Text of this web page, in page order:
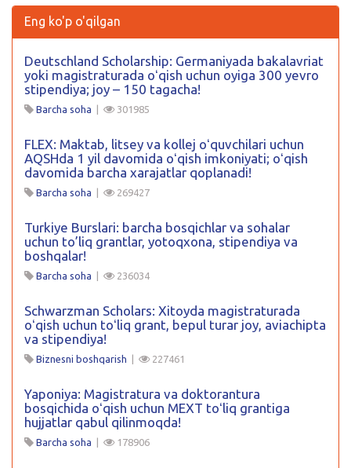
Eng ko'p o'qilgan
Deutschland Scholarship: Germaniyada bakalavriat
yoki magistraturada oʻqish uchun oyiga 300 yevro
stipendiya; joy – 150 tagacha!
Barcha soha | 301985
FLEX: Maktab, litsey va kollej oʻquvchilari uchun
AQSHda 1 yil davomida oʻqish imkoniyati; oʻqish
davomida barcha xarajatlar qoplanadi!
Barcha soha | 269427
Turkiye Burslari: barcha bosqichlar va sohalar
uchun to’liq grantlar, yotoqxona, stipendiya va
boshqalar!
Barcha soha | 236034
Schwarzman Scholars: Xitoyda magistraturada
oʻqish uchun toʻliq grant, bepul turar joy, aviachipta
va stipendiya!
Biznesni boshqarish | 227461
Yaponiya: Magistratura va doktorantura
bosqichida oʻqish uchun MEXT toʻliq grantiga
hujjatlar qabul qilinmoqda!
Barcha soha | 178906